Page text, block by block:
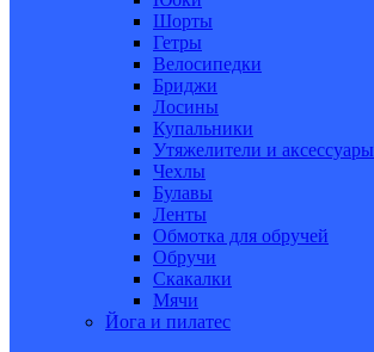
Шорты
Гетры
Велосипедки
Бриджи
Лосины
Купальники
Утяжелители и аксессуары
Чехлы
Булавы
Ленты
Обмотка для обручей
Обручи
Скакалки
Мячи
Йога и пилатес